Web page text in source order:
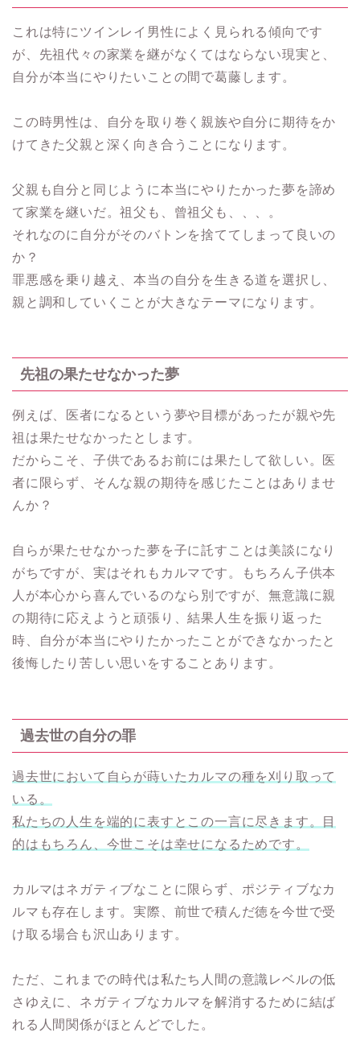
これは特にツインレイ男性によく見られる傾向です
が、先祖代々の家業を継がなくてはならない現実と、
自分が本当にやりたいことの間で葛藤します。
この時男性は、自分を取り巻く親族や自分に期待をか
けてきた父親と深く向き合うことになります。
父親も自分と同じように本当にやりたかった夢を諦め
て家業を継いだ。祖父も、曾祖父も、、、。
それなのに自分がそのバトンを捨ててしまって良いの
か？
罪悪感を乗り越え、本当の自分を生きる道を選択し、
親と調和していくことが大きなテーマになります。
先祖の果たせなかった夢
例えば、医者になるという夢や目標があったが親や先
祖は果たせなかったとします。
だからこそ、子供であるお前には果たして欲しい。医
者に限らず、そんな親の期待を感じたことはありませ
んか？
自らが果たせなかった夢を子に託すことは美談になり
がちですが、実はそれもカルマです。もちろん子供本
人が本心から喜んでいるのなら別ですが、無意識に親
の期待に応えようと頑張り、結果人生を振り返った
時、自分が本当にやりたかったことができなかったと
後悔したり苦しい思いをすることあります。
過去世の自分の罪
過去世において自らが蒔いたカルマの種を刈り取って
いる。
私たちの人生を端的に表すとこの一言に尽きます。目
的はもちろん、今世こそは幸せになるためです。
カルマはネガティブなことに限らず、ポジティブなカ
ルマも存在します。実際、前世で積んだ徳を今世で受
け取る場合も沢山あります。
ただ、これまでの時代は私たち人間の意識レベルの低
さゆえに、ネガティブなカルマを解消するために結ば
れる人間関係がほとんどでした。